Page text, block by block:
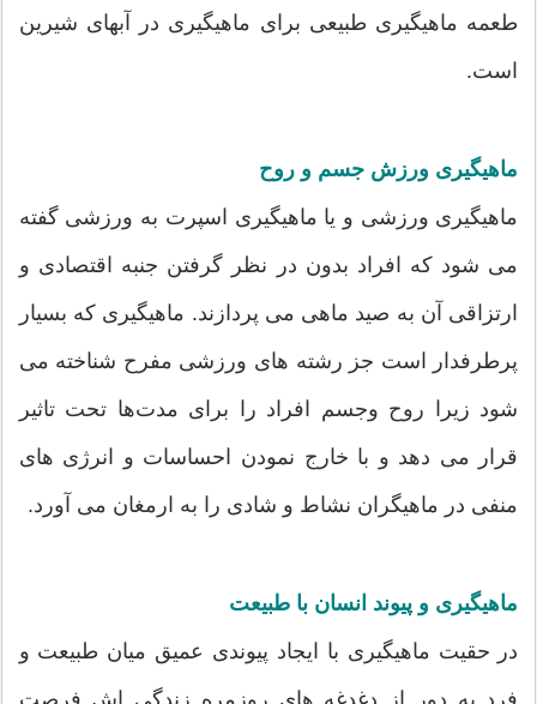
طعمه ماهیگیری طبیعی برای ماهیگیری در آبهای شیرین
است.
ماهیگیری ورزش جسم و روح
ماهیگیری ورزشی و یا ماهیگیری اسپرت به ورزشی گفته
می شود که افراد بدون در نظر گرفتن جنبه اقتصادی و
ارتزاقی آن به صید ماهی می پردازند. ماهیگیری که بسیار
پرطرفدار است جز رشته های ورزشی مفرح شناخته می
شود زیرا روح وجسم افراد را برای مدت‌ها تحت تاثیر
قرار می دهد و با خارج نمودن احساسات و انرژی های
منفی در ماهیگران نشاط و شادی را به ارمغان می آورد.
ماهیگیری و پیوند انسان با طبیعت
در حقیت ماهیگیری با ایجاد پیوندی عمیق میان طبیعت و